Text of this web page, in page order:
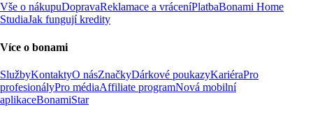
Vše o nákupuDopravaReklamace a vráceníPlatbaBonami Home
StudiaJak fungují kredity
Více o bonami
SlužbyKontaktyO násZnačkyDárkové poukazyKariéraPro
profesionályPro médiaAffiliate programNová mobilní
aplikaceBonamiStar